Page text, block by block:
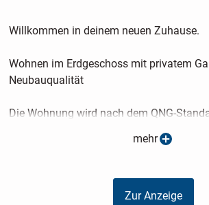
Willkommen in deinem neuen Zuhause.
Wohnen im Erdgeschoss mit privatem
Neubauqualität
Die Wohnung wird nach dem QNG-
erfüllt damit höchste Anforderungen an
und Nachhaltigkeit. Das sorgt für spürbar
staatlichen Förderprogrammen. Je nach
Ausgangssituation können zinsgünstige
mehr
Zur Anzeige